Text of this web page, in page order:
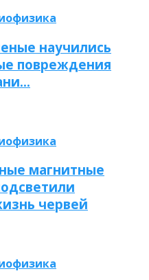
научились
повреждения
магнитные
червей